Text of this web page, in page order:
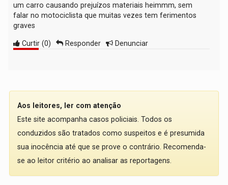
um carro causando prejuízos materiais heimmm, sem
falar no motociclista que muitas vezes tem ferimentos
graves
Curtir (0) Responder Denunciar
Aos leitores, ler com atenção
Este site acompanha casos policiais. Todos os
conduzidos são tratados como suspeitos e é presumida
sua inocência até que se prove o contrário. Recomenda-
se ao leitor critério ao analisar as reportagens.